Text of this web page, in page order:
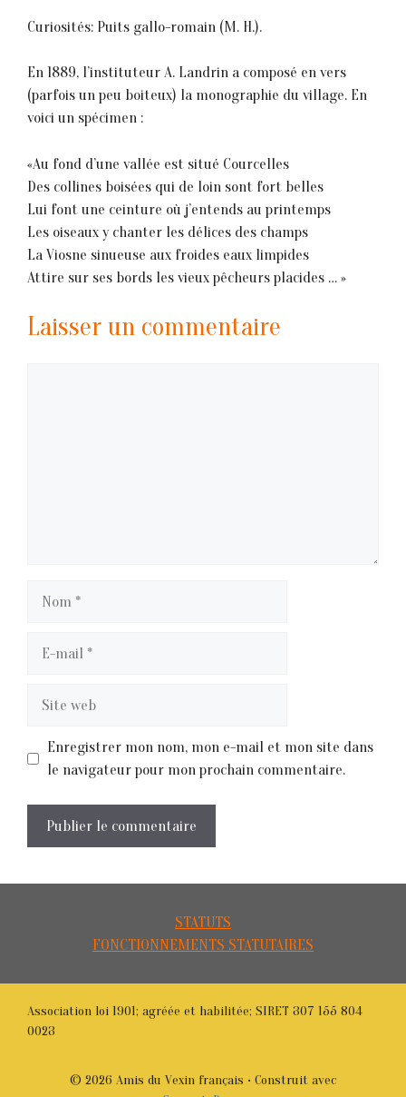
Curiosités: Puits gallo-romain (M. H.).
En 1889, l’instituteur A. Landrin a composé en vers
(parfois un peu boiteux) la monographie du village. En
voici un spécimen :
«Au fond d’une vallée est situé Courcelles
Des collines boisées qui de loin sont fort belles
Lui font une ceinture où j’entends au printemps
Les oiseaux y chanter les délices des champs
La Viosne sinueuse aux froides eaux limpides
Attire sur ses bords les vieux pêcheurs placides … »
Laisser un commentaire
Enregistrer mon nom, mon e-mail et mon site dans
le navigateur pour mon prochain commentaire.
STATUTS
FONCTIONNEMENTS STATUTAIRES
Association loi 1901; agréée et habilitée; SIRET 307 155 804
0023
© 2026 Amis du Vexin français • Construit avec